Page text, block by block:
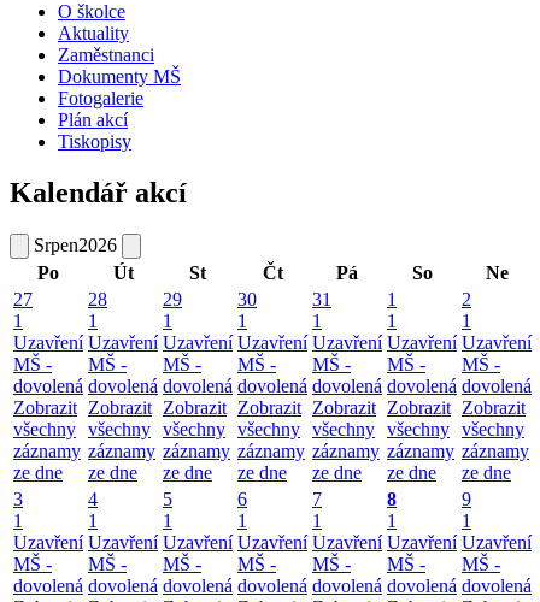
O školce
Aktuality
Zaměstnanci
Dokumenty MŠ
Fotogalerie
Plán akcí
Tiskopisy
Kalendář akcí
Srpen2026
Po
Út St Čt Pá So
Ne
27
1
Uzavření
MŠ -
dovolená
Zobrazit
všechny
záznamy
ze dne
28
1
Uzavření
MŠ -
dovolená
Zobrazit
všechny
záznamy
ze dne
29
1
Uzavření
MŠ -
dovolená
Zobrazit
všechny
záznamy
ze dne
30
1
Uzavření
MŠ -
dovolená
Zobrazit
všechny
záznamy
ze dne
31
1
Uzavření
MŠ -
dovolená
Zobrazit
všechny
záznamy
ze dne
1
1
Uzavření
MŠ -
dovolená
Zobrazit
všechny
záznamy
ze dne
2
1
Uzavření
MŠ -
dovolená
Zobrazit
všechny
záznamy
ze dne
3
1
Uzavření
MŠ -
dovolená
4
1
Uzavření
MŠ -
dovolená
5
1
Uzavření
MŠ -
dovolená
6
1
Uzavření
MŠ -
dovolená
7
1
Uzavření
MŠ -
dovolená
8
1
Uzavření
MŠ -
dovolená
9
1
Uzavření
MŠ -
dovolená